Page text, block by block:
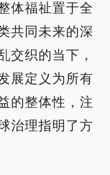
体福祉置于全
共同未来的深
交织的当下，
展定义为所有
的整体性，注
治理指明了方